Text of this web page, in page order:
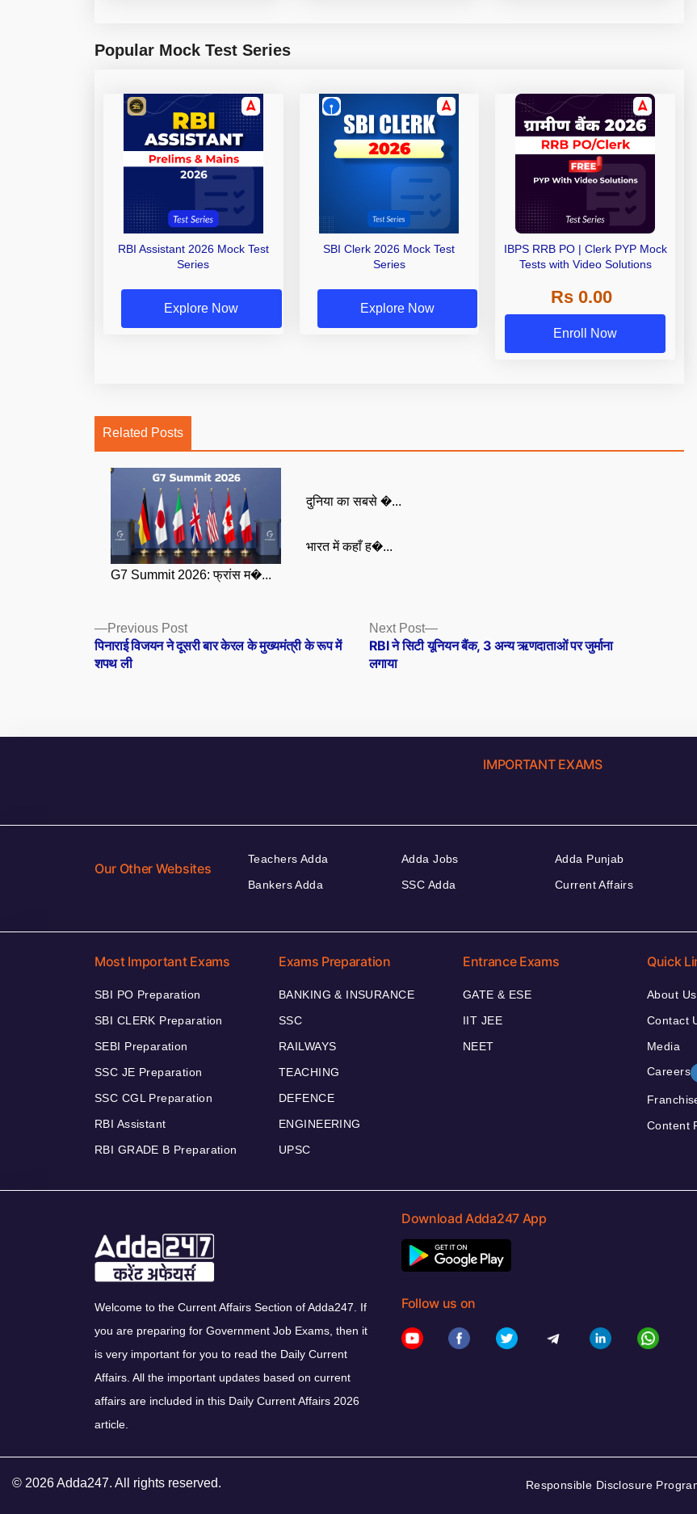
Popular Mock Test Series
RBI Assistant 2026 Mock Test
Series
Explore Now
SBI Clerk 2026 Mock Test
Series
Explore Now
IBPS RRB PO | Clerk PYP Mock
Tests with Video Solutions
Rs 0.00
Enroll Now
Related Posts
G7 Summit 2026: फ्रांस म�...
दुनिया का सबसे �...
भारत में कहाँ ह�...
Posts
navigation
Previous PostPrevious
post:
पिनाराई विजयन ने दूसरी बार केरल के मुख्यमंत्री के रूप में
शपथ ली
Next Post
Next
post:
RBI ने सिटी यूनियन बैंक, 3 अन्य ऋणदाताओं पर जुर्माना
लगाया
IMPORTANT EXAMS
Our Other Websites
Teachers Adda
Bankers Adda
Adda Jobs
SSC Adda
Adda Punjab
Current Affairs
Most Important Exams
SBI PO Preparation
SBI CLERK Preparation
SEBI Preparation
SSC JE Preparation
SSC CGL Preparation
RBI Assistant
RBI GRADE B Preparation
Exams Preparation
BANKING & INSURANCE
SSC
RAILWAYS
TEACHING
DEFENCE
ENGINEERING
UPSC
Entrance Exams
GATE & ESE
IIT JEE
NEET
Quick
About Us
Contact
Media
Careers
Content
Welcome to the Current Affairs Section of Adda247. If
you are preparing for Government Job Exams, then it
is very important for you to read the Daily Current
Affairs. All the important updates based on current
affairs are included in this Daily Current Affairs 2026
article.
Download Adda247 App
Follow us on
© 2026 Adda247. All rights reserved. Responsible Disclosure